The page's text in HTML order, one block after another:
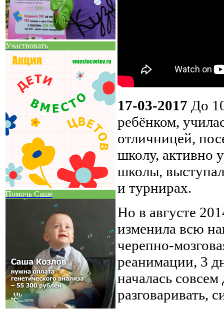
Участвовать
Помочь Саше
17-03-2017 До
ребёнком,
отличницей,
школу, активно
школы,
и турнирах.
Но в августе
изменила всю
черепно-
реанимации, 3
началась
разговаривать,